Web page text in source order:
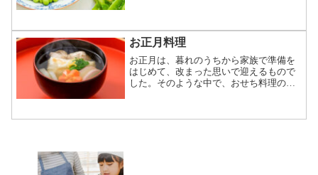
ご飯を作られるでしょうか？
お正月料理
お正月は、暮れのうちから家族で準備を
はじめて、改まった思いで迎えるもので
した。そのような中で、おせち料理の由
なり、人生のいろどりとなっている方も